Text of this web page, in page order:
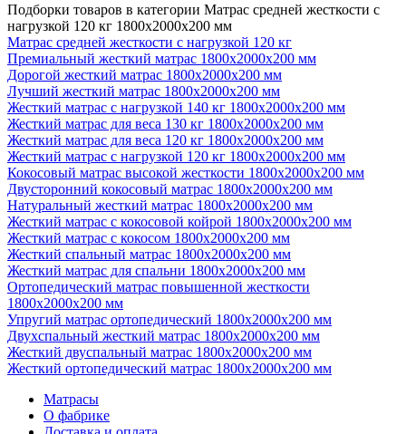
Подборки товаров в категории Матрас средней жесткости с
нагрузкой 120 кг 1800х2000х200 мм
Матрас средней жесткости с нагрузкой 120 кг
Премиальный жесткий матрас 1800х2000х200 мм
Дорогой жесткий матрас 1800х2000х200 мм
Лучший жесткий матрас 1800х2000х200 мм
Жесткий матрас с нагрузкой 140 кг 1800х2000х200 мм
Жесткий матрас для веса 130 кг 1800х2000х200 мм
Жесткий матрас для веса 120 кг 1800х2000х200 мм
Жесткий матрас с нагрузкой 120 кг 1800х2000х200 мм
Кокосовый матрас высокой жесткости 1800х2000х200 мм
Двусторонний кокосовый матрас 1800х2000х200 мм
Натуральный жесткий матрас 1800х2000х200 мм
Жесткий матрас с кокосовой койрой 1800х2000х200 мм
Жесткий матрас с кокосом 1800х2000х200 мм
Жесткий спальный матрас 1800х2000х200 мм
Жесткий матрас для спальни 1800х2000х200 мм
Ортопедический матрас повышенной жесткости
1800х2000х200 мм
Упругий матрас ортопедический 1800х2000х200 мм
Двухспальный жесткий матрас 1800х2000х200 мм
Жесткий двуспальный матрас 1800х2000х200 мм
Жесткий ортопедический матрас 1800х2000х200 мм
Матрасы
О фабрике